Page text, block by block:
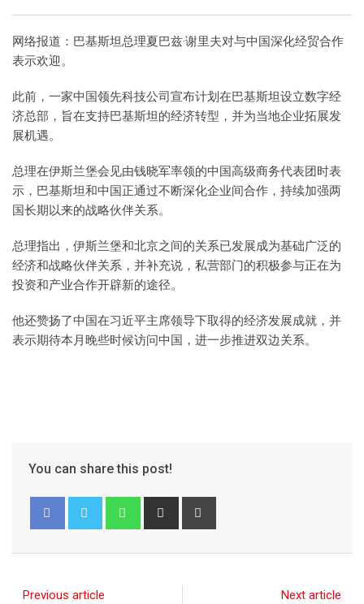
网络报道：巴基斯坦总理夏巴兹·谢里夫对与中国深化经贸合作
表示欢迎。
此前，一家中国领先科技公司宣布计划在巴基斯坦设立数字经
济总部，旨在支持巴基斯坦的经济转型，并为当地企业拓展发
展机遇。
总理在伊斯兰堡会见由钱晓军率领的中国高级商务代表团时表
示，巴基斯坦和中国正通过不断深化企业间合作，持续加强两
国长期以来的战略伙伴关系。
总理指出，伊斯兰堡和北京之间的关系已发展成为基础广泛的
经济和战略伙伴关系，并补充说，私营部门的积极参与正在为
投资和产业合作开辟新的途径。
他还赞扬了中国在习近平主席领导下取得的经济发展成就，并
表示期待本月晚些时候访问中国，进一步推进双边关系。
You can share this post!
Previous article Next article